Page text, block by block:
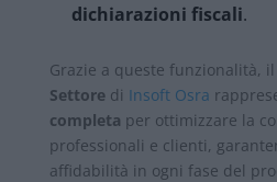
dichiarazioni fiscali.
Grazie a queste funzionalità, il
Settoredi Insoft Osra
completa per ottimizzare la
professionali e clienti,
affidabilità in ogni fase del